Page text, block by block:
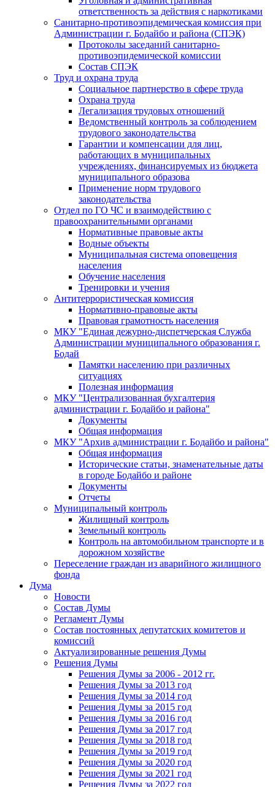
ответственность за действия с наркотиками
Санитарно-противоэпидемическая комиссия при
Администрации г. Бодайбо и района (СПЭК)
Протоколы заседаний санитарно-
противоэпидемической комиссии
Состав СПЭК
Труд и охрана труда
Социальное партнерство в сфере труда
Охрана труда
Легализация трудовых отношений
Ведомственный контроль за соблюдением
трудового законодательства
Гарантии и компенсации для лиц,
работающих в муниципальных
учреждениях, финансируемых из бюджета
муниципального образова
Применение норм трудового
законодательства
Отдел по ГО ЧС и взаимодействию с
правоохранительными органами
Нормативные правовые акты
Водные объекты
Муниципальная система оповещения
населения
Обучение населения
Тренировки и учения
Антитеррористическая комиссия
Нормативно-правовые акты
Правовая грамотность населения
МКУ "Единая дежурно-диспетчерская Служба
Администрации муниципального образования г.
Бодай
Памятки населению при различных
ситуациях
Полезная информация
МКУ "Централизованная бухгалтерия
администрации г. Бодайбо и района"
Документы
Общая информация
МКУ "Архив администрации г. Бодайбо и района"
Общая информация
Исторические статьи, знаменательные даты
в городе Бодайбо и районе
Документы
Отчеты
Муниципальный контроль
Жилищный контроль
Земельный контроль
Контроль на автомобильном транспорте и в
дорожном хозяйстве
Переселение граждан из аварийного жилищного
фонда
Дума
Новости
Состав Думы
Регламент Думы
Состав постоянных депутатских комитетов и
комиссий
Актуализированные решения Думы
Решения Думы
Решения Думы за 2006 - 2012 гг.
Решения Думы за 2013 год
Решения Думы за 2014 год
Решения Думы за 2015 год
Решения Думы за 2016 год
Решения Думы за 2017 год
Решения Думы за 2018 год
Решения Думы за 2019 год
Решения Думы за 2020 год
Решения Думы за 2021 год
Решения Думы за 2022 год